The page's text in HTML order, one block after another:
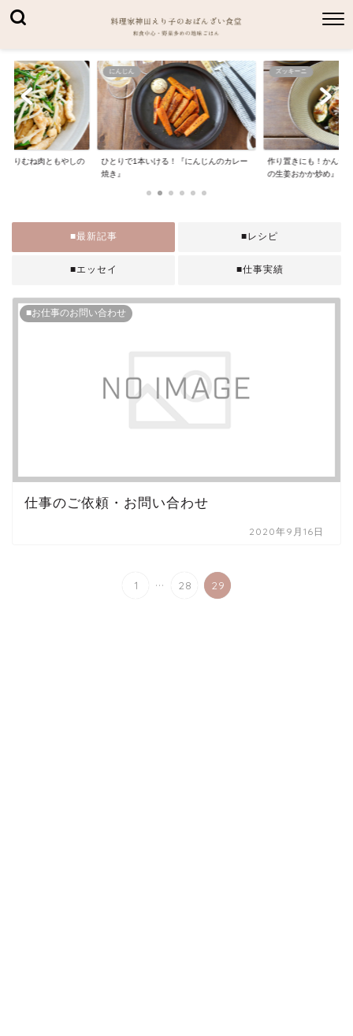
切りむね肉ともやしの
にんじん
ひとりで1本いける！『にんじんのカレー
焼き』
ズッキーニ
作り置きにも！かんた
の生姜おかか炒め』
■最新記事 ■レシピ
■エッセイ ■仕事実績
■お仕事のお問い合わせ
仕事のご依頼・お問い合わせ
2020年9月16日
1 ... 28 29